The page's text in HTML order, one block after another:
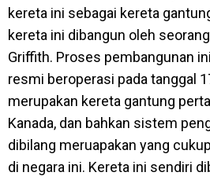
kereta ini sebagai kereta
kereta ini dibangun oleh
Griffith. Proses pembangunan
resmi beroperasi pada tanggal
merupakan kereta gantung
Kanada, dan bahkan sistem
dibilang meruapakan yang
di negara ini. Kereta ini sendiri